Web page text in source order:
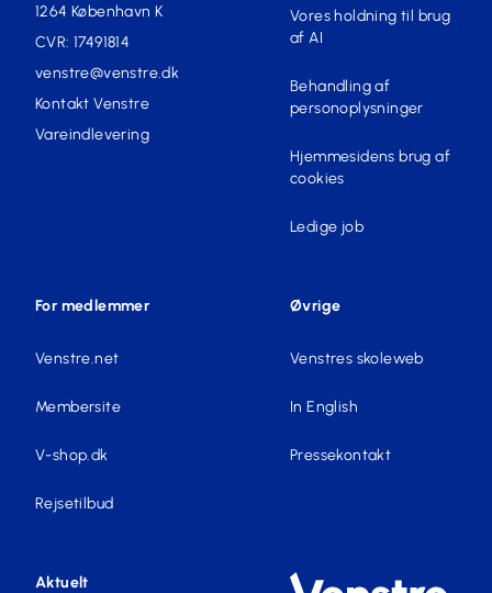
1264 København K
CVR: 17491814
venstre@venstre.dk
Kontakt Venstre
Vareindlevering
Vores holdning til brug
af AI
Behandling af
personoplysninger
Hjemmesidens brug af
cookies
Ledige job
For medlemmer
Venstre.net
Membersite
V-shop.dk
Rejsetilbud
Øvrige
Venstres skoleweb
In English
Pressekontakt
Aktuelt